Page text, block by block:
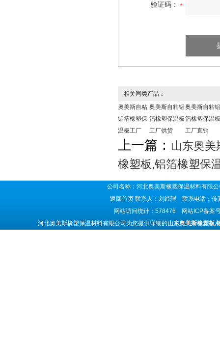
验证码：
相关同类产品：
奥美斯自粘
铝箔橡塑保
温板工厂
奥美斯自粘铝
箔橡塑保温板
工厂供货
奥美斯自粘铝
箔橡塑保温板
工厂直销
上一篇： 山东奥美
橡塑板,铝箔橡塑保
公司名称：河北奥美斯橡塑保温材料有
返回首页 联系人：刘经理 联系电话：
网站访问统计：578476 网站ICP备案
河北奥美斯橡塑保温材料有限公司为您提供详细的山东奥美斯橡塑板,